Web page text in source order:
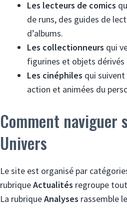
Les lecteurs de comics
de runs, des guides de
d’albums.
Les collectionneurs qui
figurines et objets dérivés
Les cinéphiles qui
action et animées du
Comment naviguer
Univers
Le site est organisé par
rubriqueActualités regroupe
La rubriqueAnalyses rassemble